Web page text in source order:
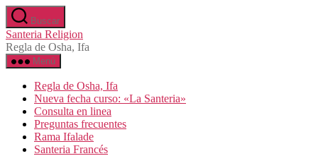
Saltar
al
contenido
Buscar
Santeria Religion
Regla de Osha, Ifa
Menú
Regla de Osha, Ifa
Nueva fecha curso: «La Santeria»
Consulta en linea
Preguntas frecuentes
Rama Ifalade
Santeria Francés